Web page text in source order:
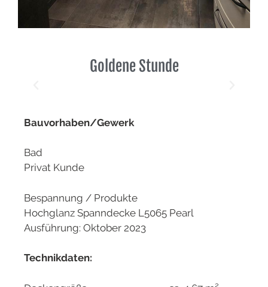
Goldene Stunde
Bauvorhaben/Gewerk
Bad
Privat Kunde
Bespannung / Produkte
Hochglanz Spanndecke L5065 Pearl
Ausführung: Oktober 2023
Technikdaten: